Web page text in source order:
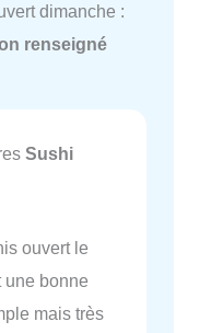
dimanche :
renseigné
Sushi
ouvert le
une bonne
mais très